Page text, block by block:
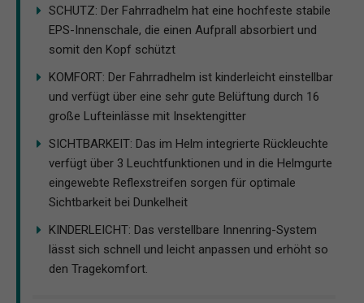
SCHUTZ: Der Fahrradhelm hat eine hochfeste stabile
EPS-Innenschale, die einen Aufprall absorbiert und
somit den Kopf schützt
KOMFORT: Der Fahrradhelm ist kinderleicht einstellbar
und verfügt über eine sehr gute Belüftung durch 16
große Lufteinlässe mit Insektengitter
SICHTBARKEIT: Das im Helm integrierte Rückleuchte
verfügt über 3 Leuchtfunktionen und in die Helmgurte
eingewebte Reflexstreifen sorgen für optimale
Sichtbarkeit bei Dunkelheit
KINDERLEICHT: Das verstellbare Innenring-System
lässt sich schnell und leicht anpassen und erhöht so
den Tragekomfort.